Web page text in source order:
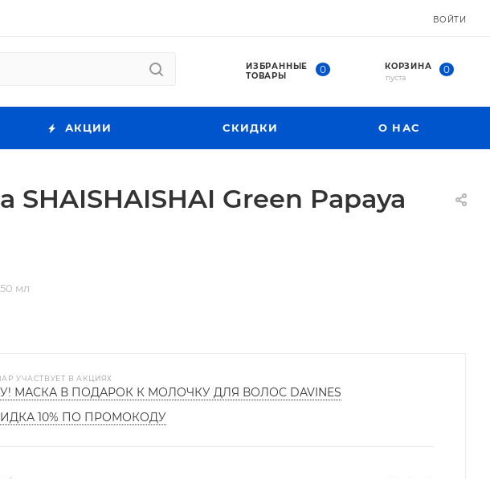
ВОЙТИ
ИЗБРАННЫЕ
ТОВАРЫ
0 КОРЗИНА 0
пуста
АКЦИИ СКИДКИ О НАС
Green Papaya
мл
УЧАСТВУЕТ В АКЦИЯХ
МАСКА В ПОДАРОК К МОЛОЧКУ ДЛЯ ВОЛОС DAVINES
10% ПО ПРОМОКОДУ